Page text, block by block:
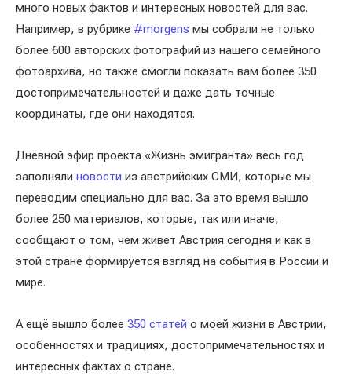
много новых фактов и интересных новостей для вас.
Например, в рубрике #morgens мы собрали не только
более 600 авторских фотографий из нашего семейного
фотоархива, но также смогли показать вам более 350
достопримечательностей и даже дать точные
координаты, где они находятся.
Дневной эфир проекта «Жизнь эмигранта» весь год
заполняли новости из австрийских СМИ, которые мы
переводим специально для вас. За это время вышло
более 250 материалов, которые, так или иначе,
сообщают о том, чем живет Австрия сегодня и как в
этой стране формируется взгляд на события в России и
мире.
А ещё вышло более 350 статей о моей жизни в Австрии,
особенностях и традициях, достопримечательностях и
интересных фактах о стране.